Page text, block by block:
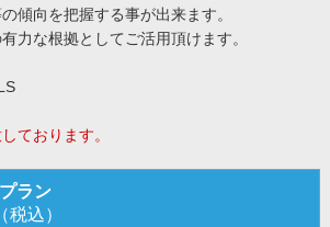
傾向を把握する事が出来ます。
力な根拠としてご活用頂けます。
ております。
ラン
込）